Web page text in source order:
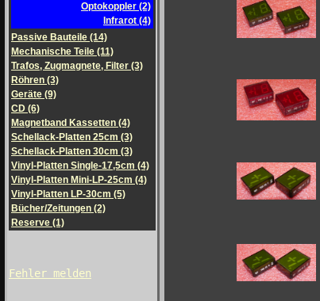
Optokoppler (2)
Infrarot (4)
Passive Bauteile (14)
Mechanische Teile (11)
Trafos, Zugmagnete, Filter (3)
Röhren (3)
Geräte (9)
CD (6)
Magnetband Kassetten (4)
Schellack-Platten 25cm (3)
Schellack-Platten 30cm (3)
Vinyl-Platten Single-17,5cm (4)
Vinyl-Platten Mini-LP-25cm (4)
Vinyl-Platten LP-30cm (5)
Bücher/Zeitungen (2)
Reserve (1)
Fehler melden